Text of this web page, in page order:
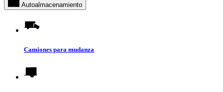
Autoalmacenamiento
Camiones para mudanza